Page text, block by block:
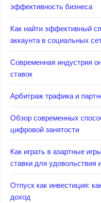
эффективность бизнеса
Как найти эффективный
аккаунта в социальных
Современная индустрия
ставок
Арбитраж трафика и
Обзор современных
цифровой занятости
Как играть в азартные
ставки для
Отпуск как инвестиция:
доход